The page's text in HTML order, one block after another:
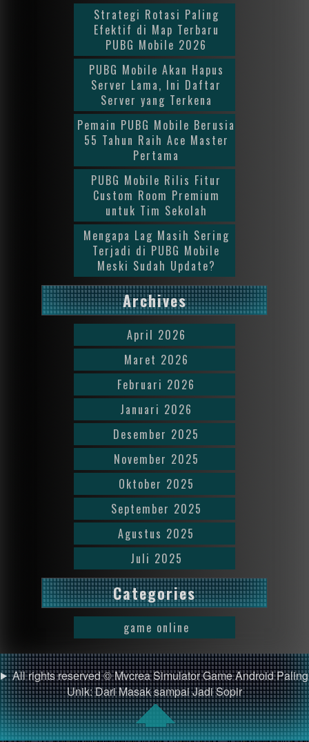
Strategi Rotasi Paling
Efektif di Map Terbaru
PUBG Mobile 2026
PUBG Mobile Akan Hapus
Server Lama, Ini Daftar
Server yang Terkena
Pemain PUBG Mobile Berusia
55 Tahun Raih Ace Master
Pertama
PUBG Mobile Rilis Fitur
Custom Room Premium
untuk Tim Sekolah
Mengapa Lag Masih Sering
Terjadi di PUBG Mobile
Meski Sudah Update?
Archives
April 2026
Maret 2026
Februari 2026
Januari 2026
Desember 2025
November 2025
Oktober 2025
September 2025
Agustus 2025
Juli 2025
Categories
game online
All rights reserved © Mvcrea Simulator Game Android Paling
Unik: Dari Masak sampai Jadi Sopir